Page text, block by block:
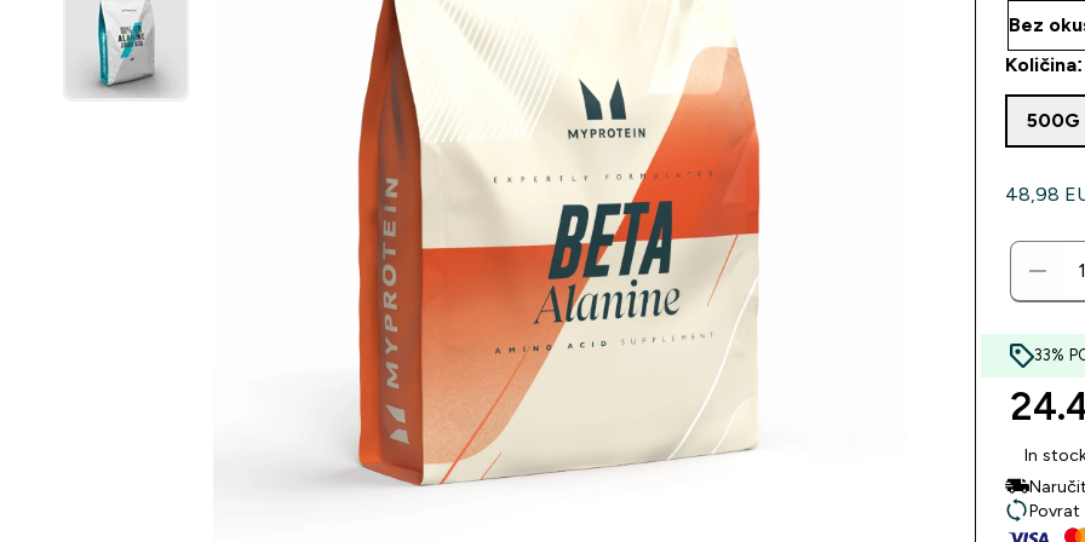
Količina:
500G
48,98
33%
In